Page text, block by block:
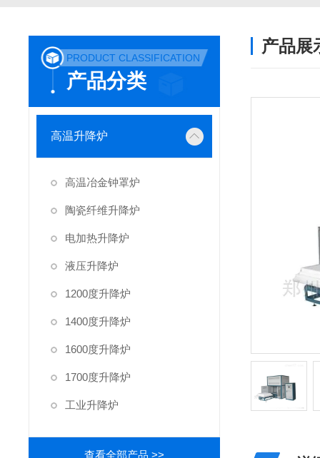
PRODUCT CLASSIFICATION
产品分类
高温升降炉
高温冶金钟罩炉
陶瓷纤维升降炉
电加热升降炉
液压升降炉
1200度升降炉
1400度升降炉
1600度升降炉
1700度升降炉
工业升降炉
查看全部产品 >>
产品展